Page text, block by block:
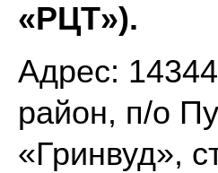
«РЦТ»).
Адрес:
район, п/о
«Гринвуд»,